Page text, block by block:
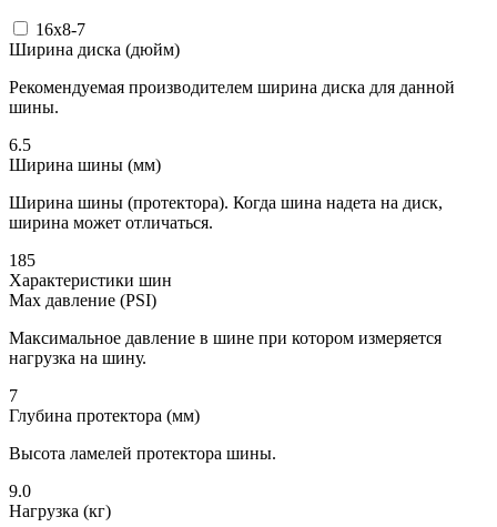
16x8-7
Ширина диска (дюйм)
Рекомендуемая производителем ширина диска для данной
шины.
6.5
Ширина шины (мм)
Ширина шины (протектора). Когда шина надета на диск,
ширина может отличаться.
185
Характеристики шин
Max давление (PSI)
Максимальное давление в шине при котором измеряется
нагрузка на шину.
7
Глубина протектора (мм)
Высота ламелей протектора шины.
9.0
Нагрузка (кг)